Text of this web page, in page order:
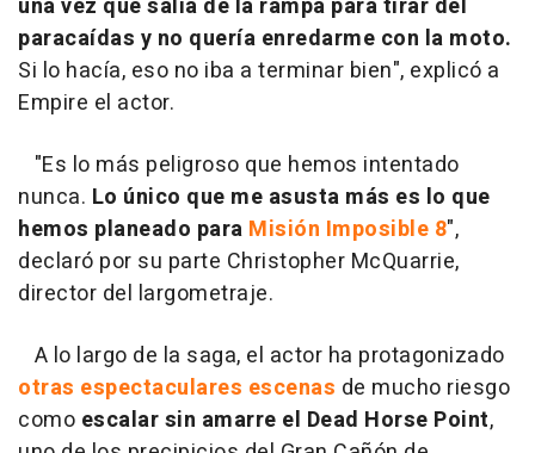
paracaídas y no quería enredarme con la moto.
Si lo hacía, eso no iba a terminar bien", explicó a
Empire el actor.
"Es lo más peligroso que hemos intentado
nunca. Lo único que me asusta más es lo que
hemos planeado para Misión Imposible 8",
declaró por su parte Christopher McQuarrie,
director del largometraje.
A lo largo de la saga, el actor ha protagonizado
otras espectaculares escenas de mucho riesgo
como escalar sin amarre el Dead Horse Point,